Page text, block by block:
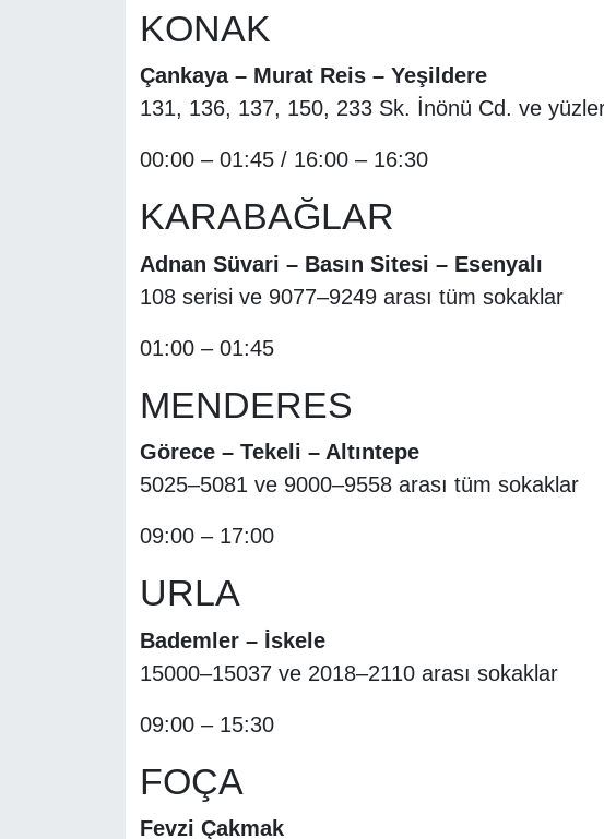
KONAK
Çankaya – Murat Reis – Yeşildere
131, 136, 137, 150, 233 Sk. İnönü Cd. ve
00:00 – 01:45 / 16:00 – 16:30
KARABAĞLAR
Adnan Süvari – Basın Sitesi – Esenyalı
108 serisi ve 9077–9249 arası tüm sokaklar
01:00 – 01:45
MENDERES
Görece – Tekeli – Altıntepe
5025–5081 ve 9000–9558 arası tüm sokaklar
09:00 – 17:00
URLA
Bademler – İskele
15000–15037 ve 2018–2110 arası sokaklar
09:00 – 15:30
FOÇA
Fevzi Çakmak